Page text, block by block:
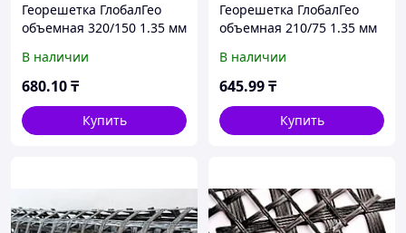
Георешетка ГлобалГео
объемная 320/150 1.35 мм
В наличии
680.10₸
Купить
Георешетка ГлобалГео
объемная 210/75 1.35 мм
В наличии
645.99₸
Купить